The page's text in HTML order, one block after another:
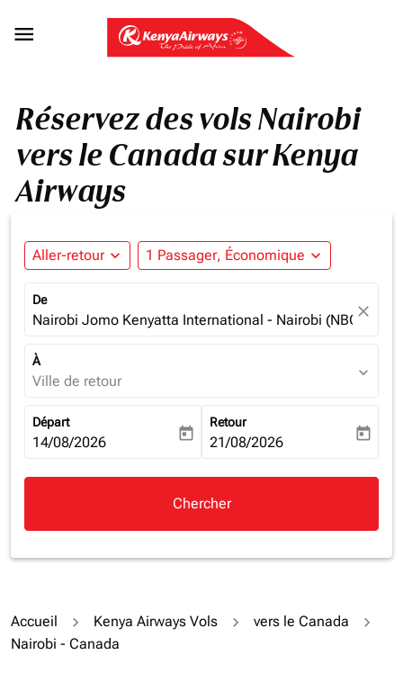

Réservez des vols Nairobi
vers le Canada sur Kenya
Airways
Aller-retour expand_more 1 Passager, Économique expand_more
De
Nairobi Jomo Kenyatta International - Nairobi (NBO),
close
À
Ville de retour expand_more
Départ
fc-booking-departure-date-aria-label
14/08/2026 today
Retour
fc-booking-return-date-aria-
21/08/2026 today
Chercher
Accueil Kenya Airways Vols
vers le Canada
Nairobi - Canada